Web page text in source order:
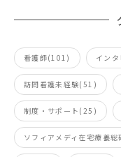
看護師(101) イン
訪問看護未経験(51)
制度・サポート(25)
ソフィアメディ在宅療養